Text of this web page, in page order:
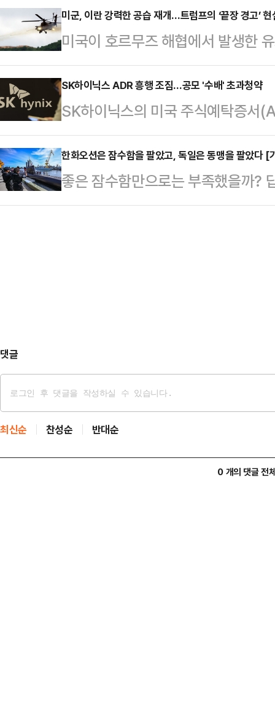
AI 기술과 산업 적용 사례를 소개
분야 주요 국제 학회로, 올해 처음
의 최대 시장으로 떠오른 미국에서
ODM 업체와 브랜드사의 수혜 가
미국 FDA는 지난달 9일 일반의약
(Bemotrizinol)’ 성분 사용을 최종
후 기업들은 해당 성분을 사용한 자
는 법적…
미군, 이란 강력한 공습 재개…트럼프의 ‘끝장 경고’ 현
미국이 호르무즈 해협에서 발생한
습을 시작했다.미국 전쟁부(국방
면 미군은 7일(현지시간) 이란 남부
슬람혁명수비대(IRGC) 관련 군사
이번 공격은 전날 호르무즈 해협 인
을 받은 데 따른 보복 조치다.미군
유도무기를 동원해 여러 군사 목표
중부사령부는 "미국…
SK하이닉스 ADR 흥행 조짐…공모 '수배' 초과청약
SK하이닉스의 미국 주식예탁증
준의 초과청약을 기록했다.미국 기
리면서 대규모 자금 조달 기대도
근 열린 SK하이닉스 ADR 투자설
히 장기적 성향의 대형 기관투자자
한화오션은 잠수함을 팔았고, 독일은 동맹을 팔았다 [
좋은 잠수함만으로는 부족했을까?
(CPSP)에서 한화오션이 고배를 마
댓글
최신순 찬성순 반대순
0 개의 댓글 전